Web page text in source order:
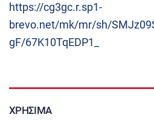
https://cg3gc.r.sp1-
brevo.net/mk/mr/sh/
gF/67K10TqEDP1_
ΧΡΉΣΙΜΑ